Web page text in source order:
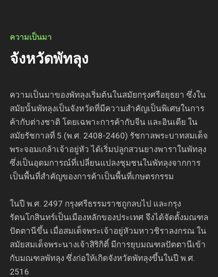
ความเป็นมา
จังหวัดพัทลุง
ความเป็นมาของพัทลุงเริ่มต้นในสมัยกรุงศรีอยุธยา ซึ่งใน
สมัยนั้นพัทลุงเป็นจังหวัดที่มีความสำคัญเป็นพิเศษในการ
ค้ากับต่างชาติ โดยเฉพาะการค้ากับจีน และอินเดีย ใน
สมัยรัชกาลที่ 5 (พ.ศ. 2408-2460) รัชกาลพระบาทสมเด็จ
พระจอมเกล้าเจ้าอยู่หัว ได้เริ่มปลูกสวนยางพาราในพัทลุง
ซึ่งเป็นอุดมการณ์ที่เปลี่ยนแปลงชุมชนในพัทลุงจากการ
เป็นพื้นที่สำคัญของการค้าเป็นพื้นที่เกษตรกรรม
ในปี พ.ศ. 2497 กรุงศรีธรรมราชถูกลบไป และกรุง
รัตนโกสินทร์เป็นเมืองหลักของประเทศ จึงได้จัดตั้งมณฑล
ปัตตานีขึ้น เมื่อสมเด็จพระเจ้าอยู่หัวมหาวชิราลงกรณ ใน
สมัยสมเด็จพระนางเจ้าสิริกิติ์ มีการยุบมณฑลปัตตานีเข้า
กับมณฑลพัทลุง ซึ่งก่อให้เกิดจังหวัดพัทลุงขึ้นในปี พ.ศ.
2516